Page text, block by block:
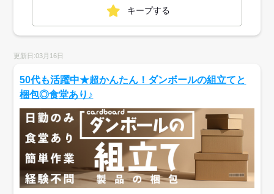
キープする
更新日:03月16日
50代も活躍中★超かんたん！ダンボールの組立てと
梱包◎食堂あり♪